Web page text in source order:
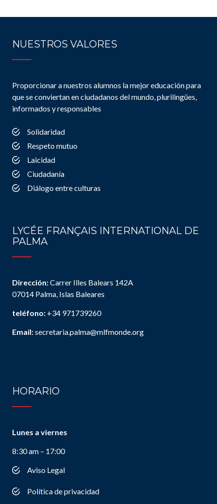
NUESTROS VALORES
Proporcionar a nuestros alumnos la mejor educación para
que se conviertan en ciudadanos del mundo, plurilingües,
informados y responsables
Solidaridad
Respeto mutuo
Laicidad
Ciudadanía
Diálogo entre culturas
LYCÉE FRANÇAIS INTERNATIONAL DE
PALMA
Dirección:Carrer Illes Balears 142A
07014 Palma, Islas Baleares
teléfono: +34 971739260
Email:secretaria.palma@mlfmonde.org
HORARIO
Lunes a viernes
8:30 am – 17:00
Aviso Legal
Política de privacidad